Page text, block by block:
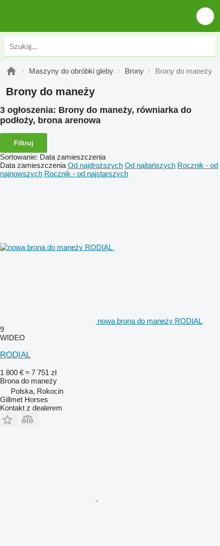
Maszyny do obróbki gleby Brony Brony do maneży
Brony do maneży
3 ogłoszenia: Brony do maneży, równiarka do
podłoży, brona arenowa
Filtruj
Sortowanie: Data zamieszczenia
Data zamieszczenia Od najdroższych Od najtańszych Rocznik - od
najnowszych Rocznik - od najstarszych
nowa brona do maneży RODIAL
9
WIDEO
RODIAL
1 800 € ≈ 7 751 zł
Brona do maneży
Polska, Rokocin
Gillmet Horses
Kontakt z dealerem